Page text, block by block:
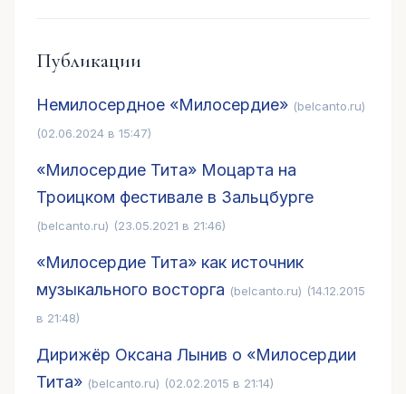
Публикации
Немилосердное «Милосердие» (belcanto.ru)
(02.06.2024 в 15:47)
«Милосердие Тита» Моцарта на
Троицком фестивале в Зальцбурге
(belcanto.ru) (23.05.2021 в 21:46)
«Милосердие Тита» как источник
музыкального восторга (belcanto.ru) (14.12.2015
в 21:48)
Дирижёр Оксана Лынив о «Милосердии
Тита» (belcanto.ru) (02.02.2015 в 21:14)